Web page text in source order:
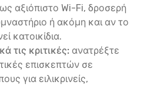
αξιόπιστο Wi-Fi, δροσερή
ή ακόμη και αν το
κατοικίδια.
τις κριτικές: ανατρέξτε
επισκεπτών σε
για ειλικρινείς,